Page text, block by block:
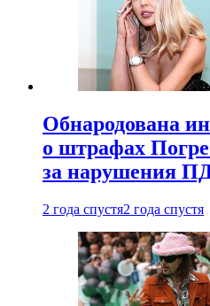
Обнародована
о штрафах
за нарушения
2 года спустя2 года спустя